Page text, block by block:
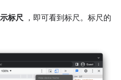
标尺 ，即可看到标尺。标尺的